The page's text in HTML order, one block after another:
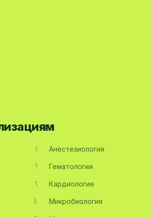
1 Анестезиология
1 Гематология
1 Кардиология
5 Микробиология